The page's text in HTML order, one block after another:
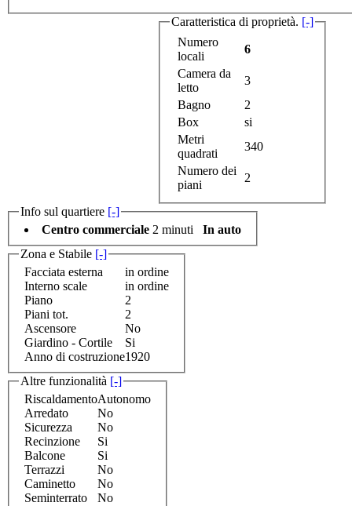
Caratteristica di proprietà. [-]
Numero
locali
6
Camera da
letto
3
Bagno
2
Box
si
Metri
quadrati
340
Numero dei
piani
2
Info sul quartiere [-]
Centro commerciale 2 minuti In auto
Zona e Stabile [-]
Facciata esterna
in ordine
Interno scale
in ordine
Piano
2
Piani tot.
2
Ascensore
No
Giardino - Cortile
Si
Anno di costruzione1920
Altre funzionalità [-]
RiscaldamentoAutonomo
Arredato
No
Sicurezza
No
Recinzione
Si
Balcone
Si
Terrazzi
No
Caminetto
No
Seminterrato
No